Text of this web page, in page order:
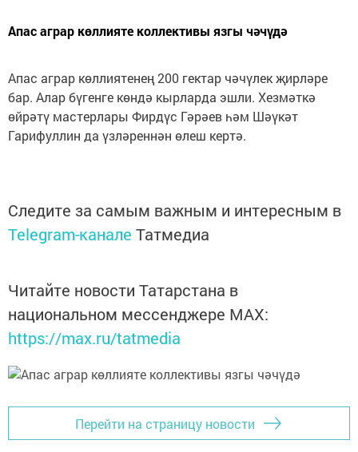
Апас аграр көллияте коллективы язгы чәчүдә
Апас аграр көллиятенең 200 гектар чәчүлек җирләре
бар. Алар бүгенге көндә кырларда эшли. Хезмәткә
өйрәтү мастерлары Фирдүс Гәрәев һәм Шәүкәт
Гарифуллин да үзләреннән өлеш кертә.
Следите за самым важным и интересным в
Telegram-канале Татмедиа
Читайте новости Татарстана в
национальном мессенджере MАХ:
https://max.ru/tatmedia
Перейти на страницу новости